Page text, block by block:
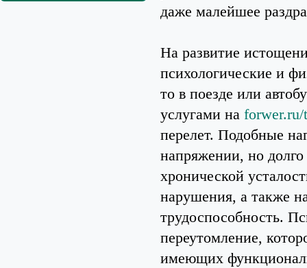
даже малейшее
На развитие
психологические и
то в поезде или
услугами на forwer.ru/
перелет. Подобные
напряжении, но
хронической
нарушения, а также
трудоспособность.
переутомление,
имеющих